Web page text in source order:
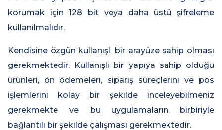
korumak için 128 bit veya daha üstü şifreleme
kullanılmalıdır.
Kendisine özgün kullanışlı bir arayüze sahip olması
gerekmektedir. Kullanışlı bir yapıya sahip olduğu
ürünleri, ön ödemeleri, sipariş süreçlerini ve pos
işlemlerini kolay bir şekilde inceleyebilmeniz
gerekmekte ve bu uygulamaların birbiriyle
bağlantılı bir şekilde çalışması gerekmektedir.